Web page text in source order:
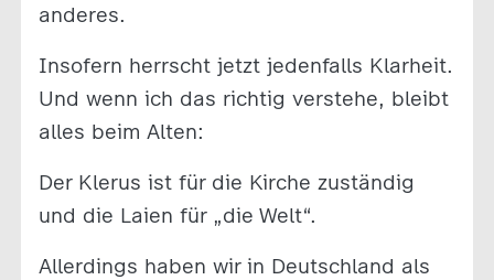
anderes.
Insofern herrscht jetzt jedenfalls Klarheit.
Und wenn ich das richtig verstehe, bleibt
alles beim Alten:
Der Klerus ist für die Kirche zuständig
und die Laien für „die Welt“.
Allerdings haben wir in Deutschland als